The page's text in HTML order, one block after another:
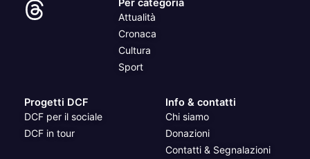
Attualità
Cronaca
Cultura
Sport
Progetti DCF
DCF per il sociale
DCF in tour
Info & contatti
Chi siamo
Donazioni
Contatti & Segnalazioni